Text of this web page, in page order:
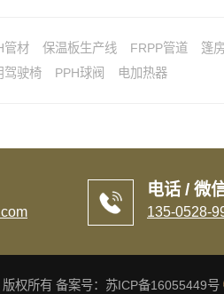
管材 保温板生产线 FRPP管道 篷
驾驶椅
PPH球阀 电加热器
电话 / 微信
135-0528-
权所有 备案号： 苏ICP备16055449号